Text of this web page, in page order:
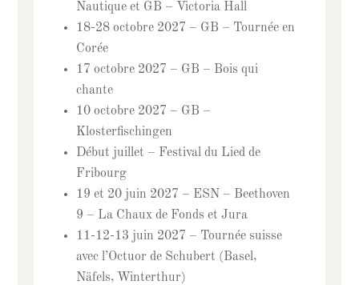
Nautique et GB – Victoria Hall
18-28 octobre 2027 – GB – Tournée en
Corée
17 octobre 2027 – GB – Bois qui
chante
10 octobre 2027 – GB –
Klosterfischingen
Début juillet – Festival du Lied de
Fribourg
19 et 20 juin 2027 – ESN – Beethoven
9 – La Chaux de Fonds et Jura
11-12-13 juin 2027 – Tournée suisse
avec l’Octuor de Schubert (Basel,
Näfels, Winterthur)